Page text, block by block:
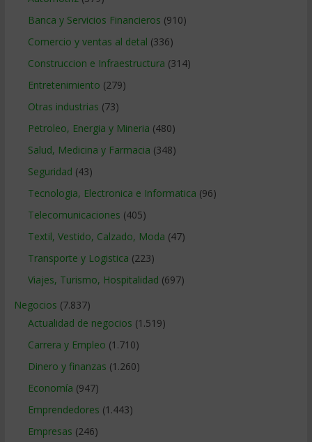
Banca y Servicios Financieros (910)
Comercio y ventas al detal (336)
Construccion e Infraestructura (314)
Entretenimiento (279)
Otras industrias (73)
Petroleo, Energia y Mineria (480)
Salud, Medicina y Farmacia (348)
Seguridad (43)
Tecnologia, Electronica e Informatica (96)
Telecomunicaciones (405)
Textil, Vestido, Calzado, Moda (47)
Transporte y Logistica (223)
Viajes, Turismo, Hospitalidad (697)
Negocios (7.837)
Actualidad de negocios (1.519)
Carrera y Empleo (1.710)
Dinero y finanzas (1.260)
Economía (947)
Emprendedores (1.443)
Empresas (246)